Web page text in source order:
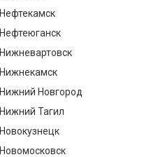
Нефтекамск
Нефтеюганск
Нижневартовск
Нижнекамск
Нижний Новгород
Нижний Тагил
Новокузнецк
Новомосковск